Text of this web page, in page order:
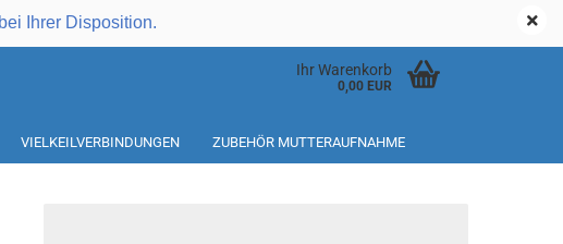
Ihr Warenkorb
0,00 EUR
Ihrer Disposition.
VIELKEILVERBINDUNGEN ZUBEHÖR MUTTERAUFNAHME